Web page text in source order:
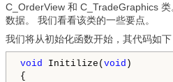
C_OrderView 和 C_TradeGraphics
数据。 我们看看该类的一些要点。
我们将从初始化函数开始，其代码如下
void Initilize( void )
{